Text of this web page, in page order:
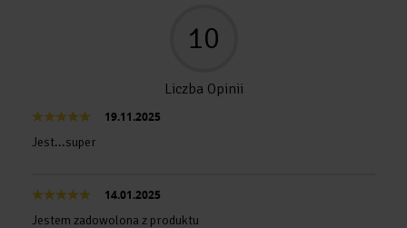
10
Liczba Opinii
19.11.2025
Jest...super
14.01.2025
Jestem zadowolona z produktu